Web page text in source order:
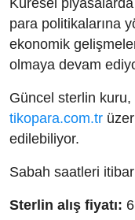
para politikalarına
ekonomik
olmaya devam
Güncel sterlin
tikopara.com.tr
edilebiliyor.
Sabah saatleri
Sterlin alış fiyatı: